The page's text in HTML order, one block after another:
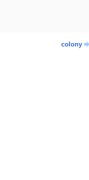
colony